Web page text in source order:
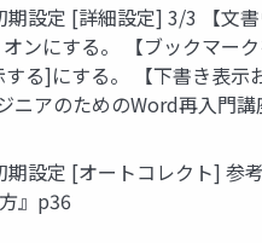
設定 [詳細設定] 3/3 【文
オンにする。 【ブックマー
る]にする。 【下書き表示
ニアのためのWord再入門
設定 [オートコレクト] 参
』p36